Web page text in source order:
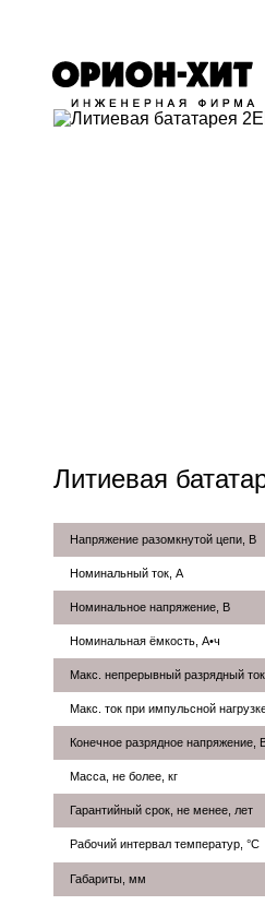
Литиевая
Напряжение разомкнутой цепи, В
Номинальный ток, А
Номинальное напряжение, В
Номинальная ёмкость, А•ч
Макс. непрерывный разрядный
Макс. ток при импульсной
Конечное разрядное напряжение,
Масса, не более, кг
Гарантийный срок, не менее, лет
Рабочий интервал температур, °С
Габариты, мм